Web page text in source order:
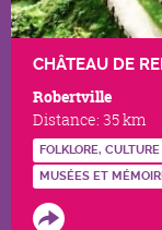
CHÂTEAU DE
Robertville
Distance: 35 km
FOLKLORE,
MUSÉES ET